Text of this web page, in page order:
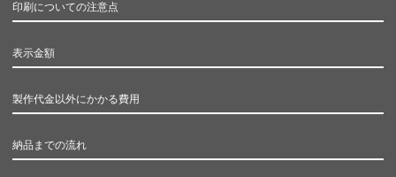
印刷についての注意点
表示金額
製作代金以外にかかる費用
納品までの流れ